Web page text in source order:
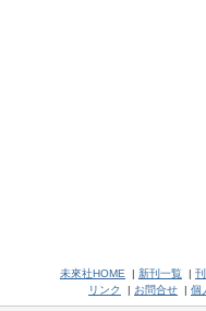
未來社HOME | 新刊一覧 |
リンク
| お問合せ | 個